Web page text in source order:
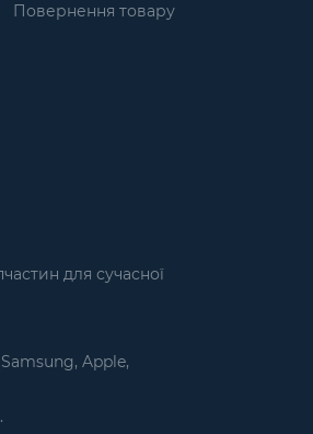
Повернення товару
для сучасної
Apple,